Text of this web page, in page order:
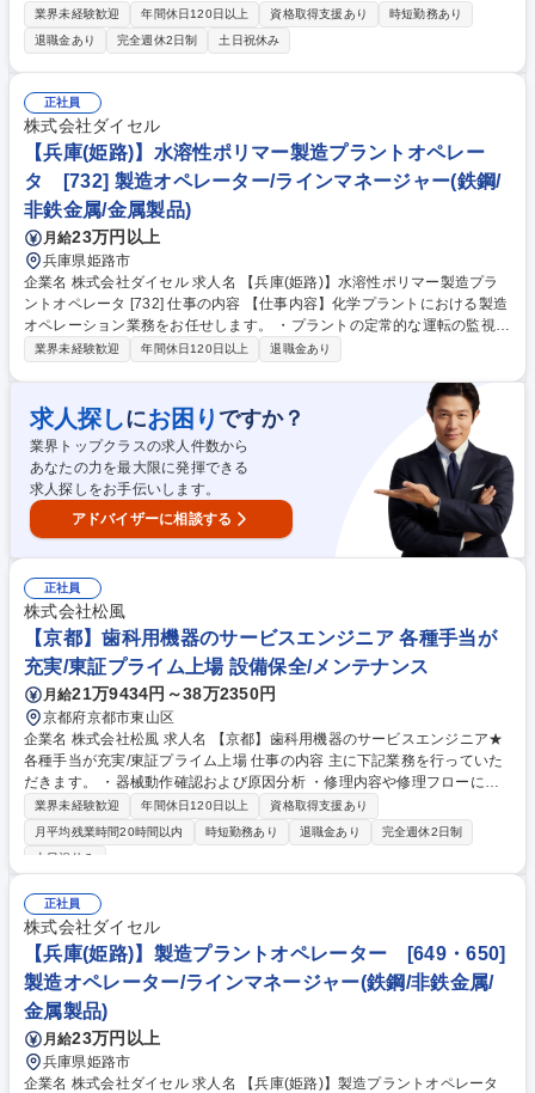
行う総合プラントエンジニアリング会社です。本求人では「蒸留塔・反応
槽・熱交換器」などの プラント機器の製作に係る溶接作業をご担当いただ
きます。(建物の改変無) ■主に、蒸留塔・反応槽・熱交換器など各種圧力
容器の製缶作業（金属材料の曲げ、切断、溶接作業など）をお任せしま
す。■熟練の先輩社員と共に業務を進めていただくことができます。将来
的には、大分工場の中心メンバーとして、様々な溶接手法にてご活躍いた
だくことを期待しています。 募集職種 大分【製缶士】平均年収856万円/
スタンダード上場
業界未経験歓迎 年間休日120日以上 資格取得支援あり
時短勤務あり
退職金あり
完全週休2日制 土日祝休み
正社員
株式会社ダイセル
【兵庫(姫路)】水溶性ポリマー製造プラントオペレー
タ [732] 製造オペレーター/ラインマネージャー(鉄鋼/
非鉄金属/金属製品)
月給23万円以上
兵庫県姫路市
企業名 株式会社ダイセル 求人名 【兵庫(姫路)】水溶性ポリマー製造プラ
ントオペレータ [732] 仕事の内容 【仕事内容】化学プラントにおける製造
オペレーション業務をお任せします。 ・プラントの定常的な運転の監視、
および操作 ・製造設備の点検 【組織について】５班３交替により連休が
す。 WSP製品は歯磨き粉やシャンプー、トリートメントに使用されてき
ましたが、近年では電池材料や食品添加物への用途が増加しております。
身近にある様々な製品への添加物として使用されているWSP製品を製造す
ることで社会に貢献し、ものづくりの達成感や、やりがいを感じながら自
己成長に繋げていける職場です。 募集職種 【兵庫(姫路)】水溶性ポリマー
製造プラントオペレータ [732]
業界未経験歓迎 年間休日120日以上 退職金あり
求人探しにお困り ですか？
業界トップクラスの求人件数から
あなたの力を最大限に発揮できる
求人探しをお手伝いします。
アドバイザーに相談する
正社員
株式会社松風
【京都】歯科用機器のサービスエンジニア 各種手当が
充実/東証プライム上場 設備保全/メンテナンス
月給21万9434円～38万2350円
京都府京都市東山区
企業名 株式会社松風 求人名 【京都】歯科用機器のサービスエンジニア★
各種手当が充実/東証プライム上場 仕事の内容 主に下記業務を行っていた
だきます。 ・器械動作確認および原因分析 ・修理内容や修理フローにお
ける製造元とのやり取り ・器械製品についての顧客からの問合せに対する
対応 ・器械製品（修理品・代品）の発送 ・購買発注、支払い処理・清算
など社内システムを使用した定型業務 他 募集職種 【京都】歯科用機器の
業界未経験歓迎 年間休日120日以上
資格取得支援あり
月平均残業時間20時間以内
時短勤務あり 退職金あり
完全週休2日制
土日祝休み
正社員
株式会社ダイセル
【兵庫(姫路)】製造プラントオペレーター [649・650]
製造オペレーター/ラインマネージャー(鉄鋼/非鉄金属/
金属製品)
月給23万円以上
兵庫県姫路市
企業名 株式会社ダイセル 求人名 【兵庫(姫路)】製造プラントオペレータ